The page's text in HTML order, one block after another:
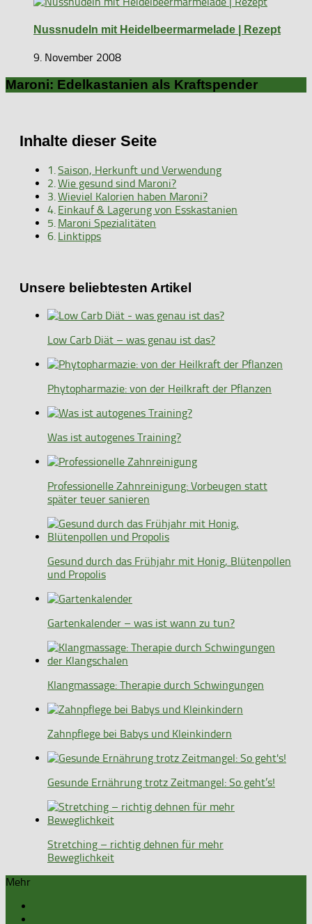
Nussnudeln mit Heidelbeermarmelade | Rezept
9. November 2008
Maroni: Edelkastanien als Kraftspender
Inhalte dieser Seite
Saison, Herkunft und Verwendung
Wie gesund sind Maroni?
Wieviel Kalorien haben Maroni?
Einkauf & Lagerung von Esskastanien
Maroni Spezialitäten
Linktipps
Unsere beliebtesten Artikel
Low Carb Diät – was genau ist das?
Phytopharmazie: von der Heilkraft der Pflanzen
Was ist autogenes Training?
Professionelle Zahnreinigung: Vorbeugen statt
später teuer sanieren
Gesund durch das Frühjahr mit Honig, Blütenpollen
und Propolis
Gartenkalender – was ist wann zu tun?
Klangmassage: Therapie durch Schwingungen
Zahnpflege bei Babys und Kleinkindern
Gesunde Ernährung trotz Zeitmangel: So geht’s!
Stretching – richtig dehnen für mehr
Beweglichkeit
Mehr